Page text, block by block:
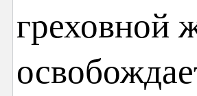
греховной